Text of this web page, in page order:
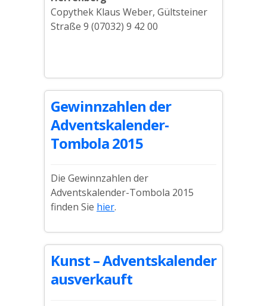
Copythek Klaus Weber, Gültsteiner
Straße 9 (07032) 9 42 00
Gewinnzahlen der
Adventskalender-
Tombola 2015
Die Gewinnzahlen der
Adventskalender-Tombola 2015
finden Sie hier.
Kunst – Adventskalender
ausverkauft